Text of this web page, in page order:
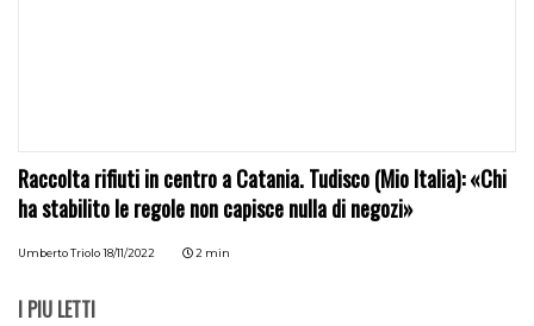
Raccolta rifiuti in centro a Catania. Tudisco (Mio Italia): «Chi
ha stabilito le regole non capisce nulla di negozi»
Umberto Triolo 18/11/2022 2 min
I PIÙ LETTI